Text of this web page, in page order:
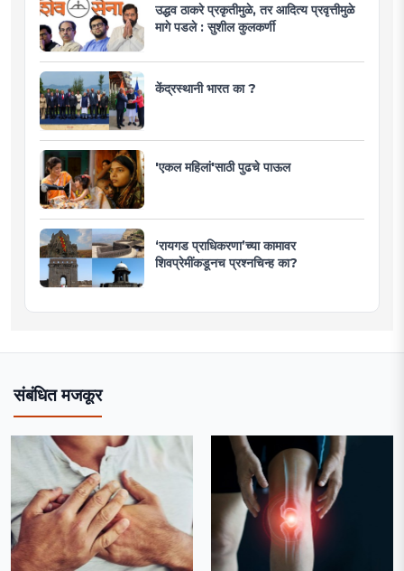
उद्धव ठाकरे प्रकृतीमुळे, तर आदित्य प्रवृत्तीमुळे
मागे पडले : सुशील कुलकर्णी
केंद्रस्थानी भारत का ?
'एकल महिलां'साठी पुढचे पाऊल
‘रायगड प्राधिकरणा’च्या कामावर
शिवप्रेमींकडूनच प्रश्नचिन्ह का?
संबंधित मजकूर